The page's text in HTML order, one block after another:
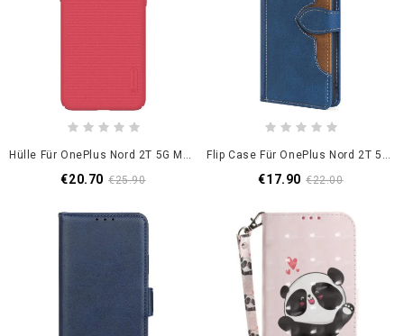
Hülle Für OnePlus Nord 2T 5G Mattierter Nillkin
€20.70 €25.90
Flip Case Für OnePlus Nord 2T 5G Stilvolles Zweifarbiges Kunstleder
€17.90 €22.00